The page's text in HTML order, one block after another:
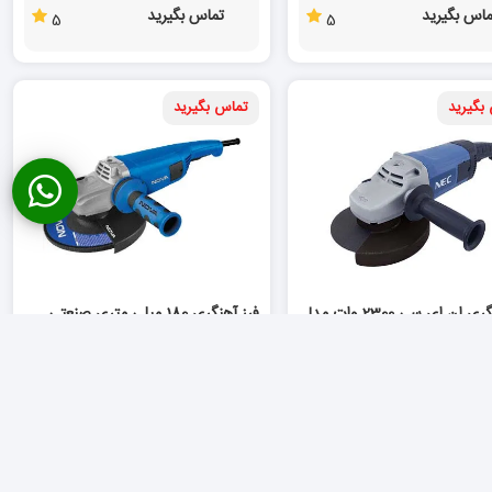
بگیرید 5 تماس بگیرید 5
فرز آهنگری ان ای سی 2300 وات مدل
تماس بگیرید
فرز آهنگری 180 میلی متری صنعتی